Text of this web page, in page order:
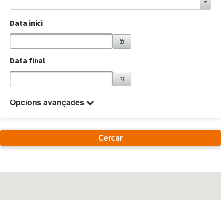
Data inici
Data final
Opcions avançades
Cercar